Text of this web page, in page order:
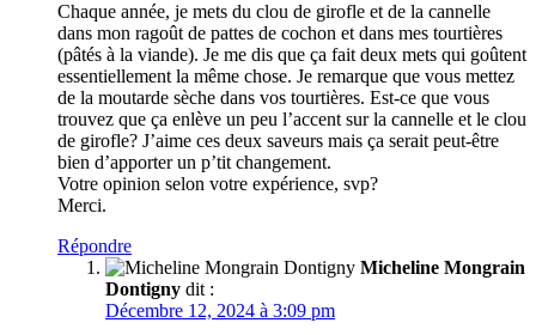
Chaque année, je mets du clou de girofle et de la cannelle
dans mon ragoût de pattes de cochon et dans mes tourtières
(pâtés à la viande). Je me dis que ça fait deux mets qui goûtent
essentiellement la même chose. Je remarque que vous mettez
de la moutarde sèche dans vos tourtières. Est-ce que vous
trouvez que ça enlève un peu l’accent sur la cannelle et le clou
de girofle? J’aime ces deux saveurs mais ça serait peut-être
bien d’apporter un p’tit changement.
Votre opinion selon votre expérience, svp?
Merci.
Répondre
Micheline Mongrain
Dontigny dit :
Décembre 12, 2024 à 3:09 pm